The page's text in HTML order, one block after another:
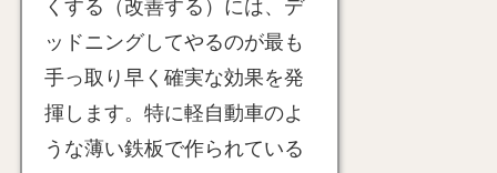
くする（改善する）には、デ
ッドニングしてやるのが最も
手っ取り早く確実な効果を発
揮します。特に軽自動車のよ
うな薄い鉄板で作られている